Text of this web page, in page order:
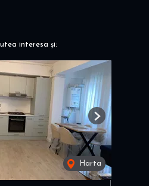
interesa și:
Harta
Next